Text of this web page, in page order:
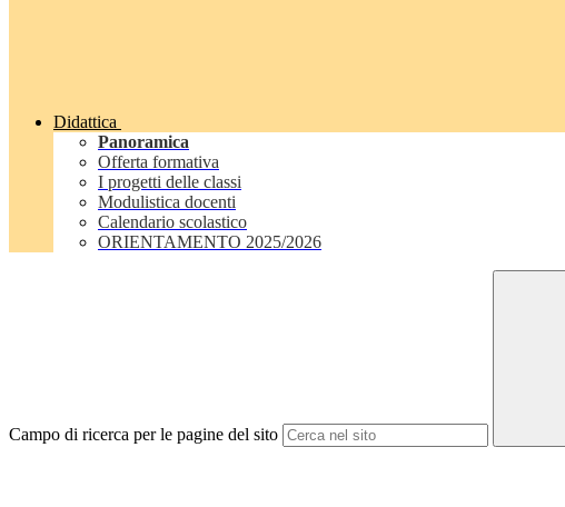
Didattica
Panoramica
Offerta formativa
I progetti delle classi
Modulistica docenti
Calendario scolastico
ORIENTAMENTO 2025/2026
Campo di ricerca per le pagine del sito